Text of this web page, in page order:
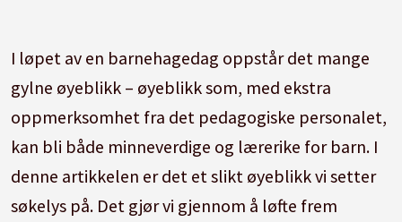
I løpet av en barnehagedag oppstår det mange
gylne øyeblikk – øyeblikk som, med ekstra
oppmerksomhet fra det pedagogiske personalet,
kan bli både minneverdige og lærerike for barn. I
denne artikkelen er det et slikt øyeblikk vi setter
søkelys på. Det gjør vi gjennom å løfte frem